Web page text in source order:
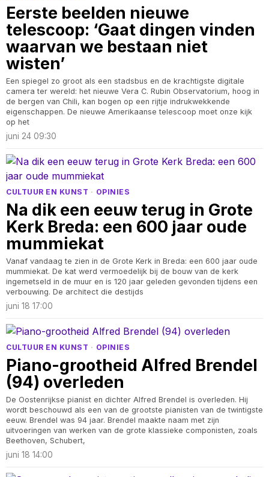
Eerste beelden nieuwe
telescoop: ‘Gaat dingen vinden
waarvan we bestaan niet
wisten’
Een spiegel zo groot als een stadsbus en de krachtigste digitale
camera ter wereld: het nieuwe Vera C. Rubin Observatorium, hoog in
de bergen van Chili, kan bogen op een rijtje indrukwekkende
eigenschappen. De nieuwe Amerikaanse telescoop moet onze kijk
op het
juni 24 09:30
CULTUUR EN KUNST · OPINIES
Na dik een eeuw terug in Grote
Kerk Breda: een 600 jaar oude
mummiekat
Vanaf vandaag te zien in de Grote Kerk in Breda: een 600 jaar oude
mummiekat. De kat werd vermoedelijk bij de bouw van de kerk
ingemetseld in de muur en is 120 jaar geleden gevonden tijdens een
verbouwing. De architect die destijds
juni 18 17:00
CULTUUR EN KUNST · OPINIES
Piano-grootheid Alfred Brendel
(94) overleden
De Oostenrijkse pianist en dichter Alfred Brendel is overleden. Hij
wordt beschouwd als een van de grootste pianisten van de twintigste
eeuw. Brendel was 94 jaar. Brendel maakte naam met zijn
uitvoeringen van werken van de grote klassieke componisten, zoals
Beethoven, Schubert,
juni 18 14:00